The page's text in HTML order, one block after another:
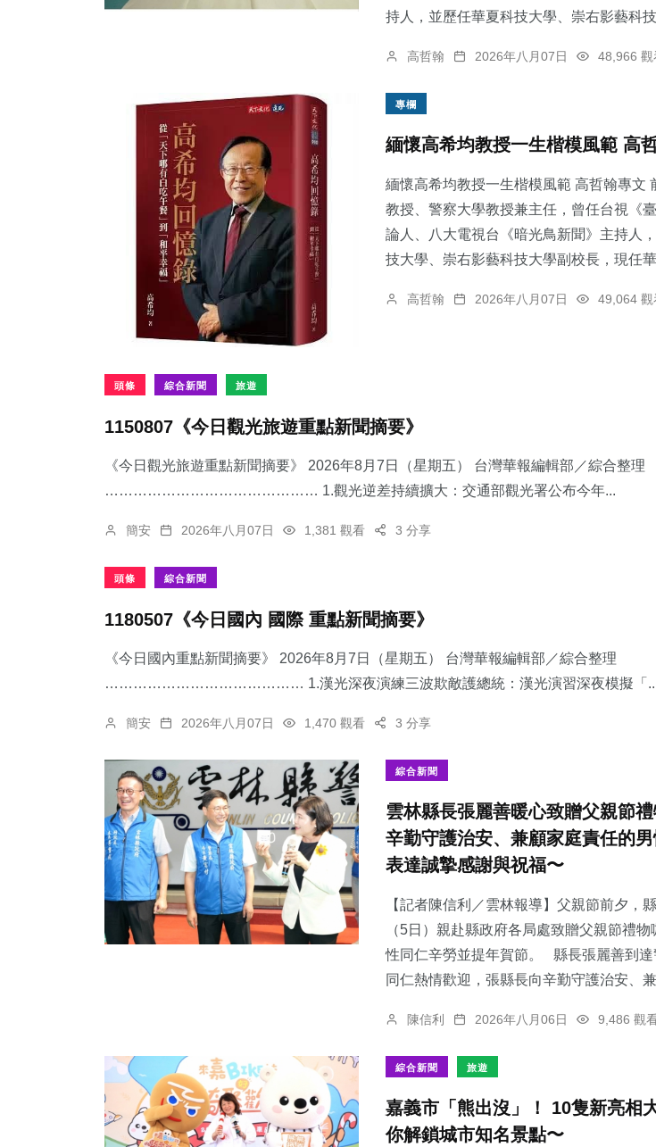
持人，並歷任華夏科技大學、崇右影藝科
高哲翰 2026年八月07日 48,966 觀
專欄
緬懷高希均教授一生楷模風範 高
緬懷高希均教授一生楷模風範 高哲翰專文
教授、警察大學教授兼主任，曾任台視《
論人、八大電視台《暗光鳥新聞》主持人
技大學、崇右影藝科技大學副校長，現任
高哲翰 2026年八月07日 49,064 觀
頭條 綜合新聞 旅遊
1150807《今日觀光旅遊重點新聞摘要》
《今日觀光旅遊重點新聞摘要》 2026年8月7日（星期五） 台灣華報編輯部／綜合整理
……………………………………… 1.觀光逆差持續擴大：交通部觀光署公布今年...
簡安 2026年八月07日 1,381 觀看 3 分享
頭條 綜合新聞
1180507《今日國內 國際 重點新聞摘要》
《今日國內重點新聞摘要》 2026年8月7日（星期五） 台灣華報編輯部／綜合整理
…………………………………… 1.漢光深夜演練三波欺敵護總統：​漢光演習深夜模擬「
簡安 2026年八月07日 1,470 觀看 3 分享
綜合新聞
雲林縣長張麗善暖心致贈父親節
辛勤守護治安、兼顧家庭責任的
表達誠摯感謝與祝福〜
【記者陳信利／雲林報導】父親節前夕，
（5日）親赴縣政府各局處致贈父親節禮物
性同仁辛勞並提年賀節。 縣長張麗善到達
同仁熱情歡迎，張縣長向辛勤守護治安、
陳信利 2026年八月06日 9,486 觀
綜合新聞 旅遊
嘉義市「熊出沒」！ 10隻新亮相
你解鎖城市知名景點〜
72 +
宗教
106
農業
167 +
科技新知
333+
旅遊